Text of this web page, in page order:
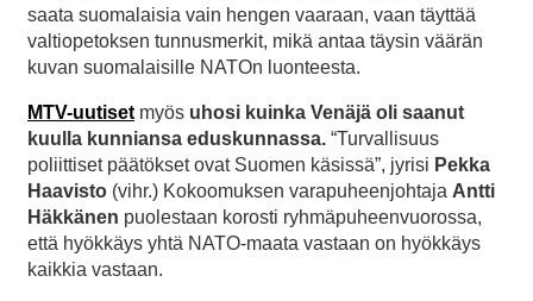
saata suomalaisia vain hengen vaaraan, vaan täyttää
valtiopetoksen tunnusmerkit, mikä antaa täysin väärän
kuvan suomalaisille NATOn luonteesta.
MTV-uutiset myös uhosi kuinka Venäjä oli saanut
kuulla kunniansa eduskunnassa. “Turvallisuus
poliittiset päätökset ovat Suomen käsissä”, jyrisi Pekka
Haavisto (vihr.) Kokoomuksen varapuheenjohtaja Antti
Häkkänen puolestaan korosti ryhmäpuheenvuorossa,
että hyökkäys yhtä NATO-maata vastaan on hyökkäys
kaikkia vastaan.